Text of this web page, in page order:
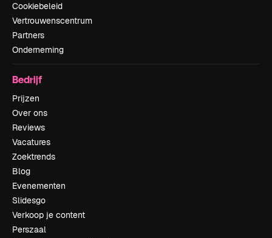
Cookiebeleid
Vertrouwenscentrum
Partners
Onderneming
Bedrijf
Prijzen
Over ons
Reviews
Vacatures
Zoektrends
Blog
Evenementen
Slidesgo
Verkoop je content
Perszaal